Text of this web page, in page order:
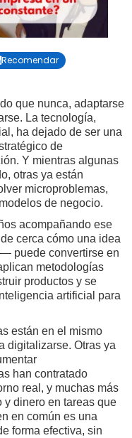
Recomendar
que nunca, adaptarse
La tecnología,
ha dejado de ser una
de
Y mientras algunas
otras ya están
microproblemas,
de negocio.
acompañando ese
cerca cómo una idea
puede convertirse en
metodologías
productos y se
artificial para
están en el mismo
digitalizarse. Otras ya
han contratado
real, y muchas más
y dinero en tareas que
en común es una
forma efectiva, sin